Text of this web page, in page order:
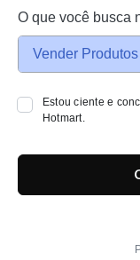
O que você busca
Vender Produtos
Estou ciente e
Hotmart.